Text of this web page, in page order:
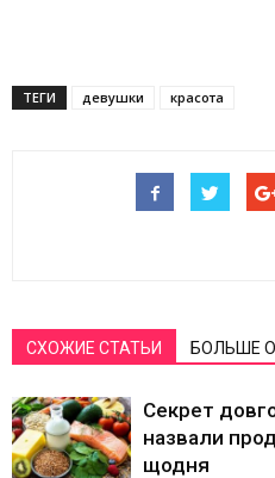
ТЕГИ девушки красота
СХОЖИЕ СТАТЬИ БОЛЬШЕ
Секрет
назвали
щодня